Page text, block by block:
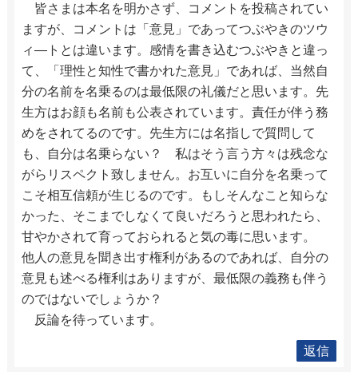
皆さまは本名を明かさず、コメントを投稿されてい
ますが、コメントは「意見」であってつぶやきのツウ
ィ―トとは違います。感情を書き込むつぶやきと違っ
て、「理性と知性で書かれた意見」であれば、当然自
分の名前を名乗るのは最低限の礼儀だと思います。先
生方はお顔も名前も公表されています。責任が伴う務
めをされてるのです。先生方には名指しで質問して
も、自分は名乗らない？ 私はそう言う方々は残念な
がらリスペクト致しません。お互いに自分を名乗って
こそ相互信頼が生じるのです。もしそんなこと知らな
かった、そこまでしなくて良いだろうと思われたら、
甘やかされて育っておられると気の毒に思います。
他人の意見を聞き出す権利があるのであれば、自分の
意見も述べる権利はありますが、最低限の義務も伴う
のではないでしょうか？
反論を待っています。
返信